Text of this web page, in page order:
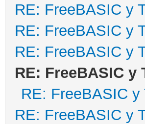
RE: FreeBASIC y
RE: FreeBASIC y
RE: FreeBASIC y
RE: FreeBASIC y
RE: FreeBASIC y
RE: FreeBASIC y